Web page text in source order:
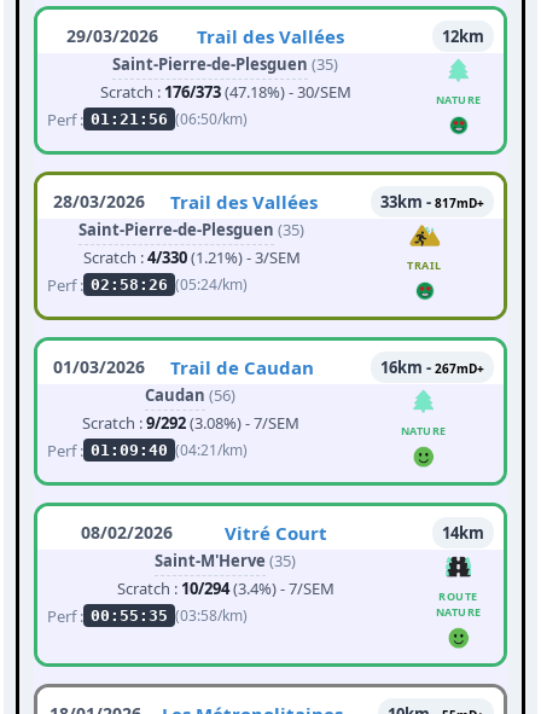
29/03/2026 Trail des Vallées
12km
Saint-Pierre-de-Plesguen (35)
Scratch : 176/373(47.18%) - 30/SEM
Perf : 01:21:56 (06:50/km)
NATURE
28/03/2026 Trail des Vallées 33km - 817mD+
Saint-Pierre-de-Plesguen (35)
Scratch :4/330(1.21%) - 3/SEM
Perf : 02:58:26 (05:24/km)
TRAIL
01/03/2026 Trail de Caudan 16km - 267mD+
Caudan (56)
Scratch :9/292(3.08%) - 7/SEM
Perf : 01:09:40 (04:21/km)
NATURE
08/02/2026 Vitré Court
14km
Saint-M'Herve (35)
Scratch : 10/294(3.4%) - 7/SEM
Perf : 00:55:35 (03:58/km)
ROUTE
NATURE